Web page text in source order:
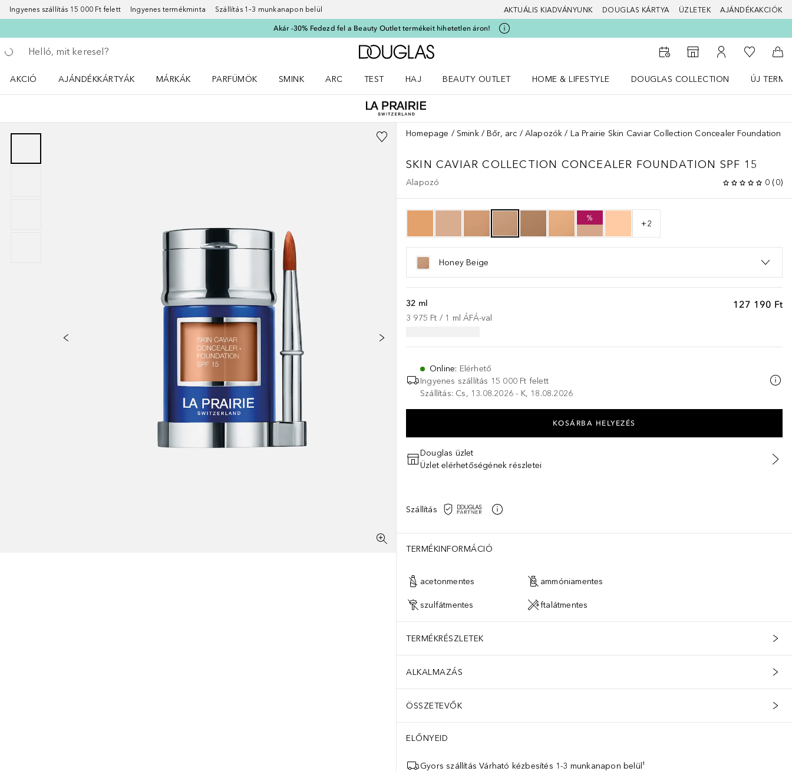
Ingyenes szállítás 15 000 Ft felett Ingyenes termékminta Szállítás 1–3 munkanapon belül AKTUÁLIS KIADVÁNYUNK DOUGLAS KÁRTYA ÜZLETEK AJÁNDÉKAKCIÓK
Akár -30% Fedezd fel a Beauty Outlet termékeit hihetetlen áron!
Menj vissza
Keresés végrehajtása
A Douglas Főoldalra
Az üzletkeresőhöz
A fiókomhoz
A
AKCIÓ
AJÁNDÉKKÁRTYÁK
MÁRKÁK
PARFÜMÖK
SMINK
ARC
TEST
HAJ
BEAUTY OUTLET
HOME & LIFESTYLE
DOUGLAS COLLECTION
ÚJ
Homepage Smink Bőr, arc Alapozók La Prairie Skin Caviar Collection Concealer Foundation
SKIN CAVIAR COLLECTION CONCEALER FOUNDATION SPF 15
Alapozó 0 (0)
%
+2
Honey Beige
127 190 Ft
32 ml
3 975 Ft / 1 ml ÁFÁ-val
Online: Elérhető
Ingyenes szállítás 15 000 Ft felett
Szállítás: Cs, 13.08.2026 - K, 18.08.2026
KOSÁRBA HELYEZÉS
Douglas üzlet
Üzlet elérhetőségének részletei
Szállítás
TERMÉKINFORMÁCIÓ
acetonmentes ammóniamentes
szulfátmentes ftalátmentes
TERMÉKRÉSZLETEK
ALKALMAZÁS
ÖSSZETEVŐK
C18-36 Acid Triglyceride, Caviar Extract, Haematococcus Pluvialis Extract, Glycyrrhiza Glabra (Licorice) Root Extract, Tocopheryl Acetate,
ELŐNYEID
Gyors szállítás Várható kézbesítés 1-3 munkanapon belül¹